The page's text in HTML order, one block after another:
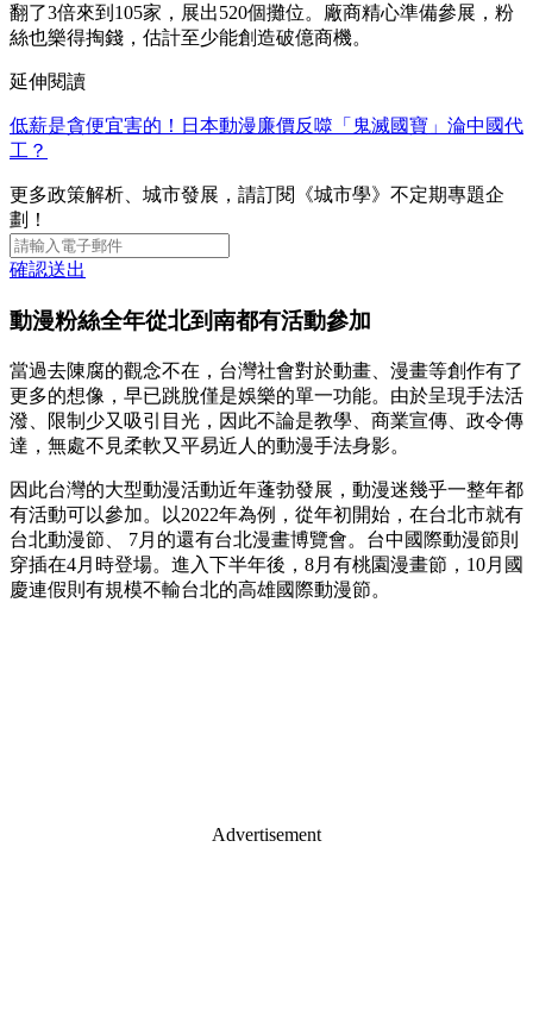
翻了3倍來到105家，展出520個攤位。廠商精心準備參展，粉
絲也樂得掏錢，估計至少能創造破億商機。
延伸閱讀
低薪是貪便宜害的！日本動漫廉價反噬「鬼滅國寶」淪中國代
工？
更多政策解析、城市發展，請訂閱《城市學》不定期專題企
劃！
確認送出
動漫粉絲全年從北到南都有活動參加
當過去陳腐的觀念不在，台灣社會對於動畫、漫畫等創作有了
更多的想像，早已跳脫僅是娛樂的單一功能。由於呈現手法活
潑、限制少又吸引目光，因此不論是教學、商業宣傳、政令傳
達，無處不見柔軟又平易近人的動漫手法身影。
因此台灣的大型動漫活動近年蓬勃發展，動漫迷幾乎一整年都
有活動可以參加。以2022年為例，從年初開始，在台北市就有
台北動漫節、 7月的還有台北漫畫博覽會。台中國際動漫節則
穿插在4月時登場。進入下半年後，8月有桃園漫畫節，10月國
慶連假則有規模不輸台北的高雄國際動漫節。
Advertisement